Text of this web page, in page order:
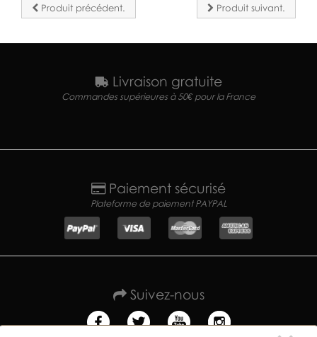
Produit précédent. Produit suivant.
Livraison gratuite
Commandes supérieures à 50€ pour la France
Paiement sécurisé
Plateforme de paiement PAYPAL
Suivez-nous